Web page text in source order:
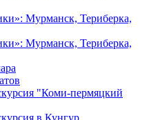
Мурманск, Териберка,
Мурманск, Териберка,
"Коми-пермяцкий
в Кунгур